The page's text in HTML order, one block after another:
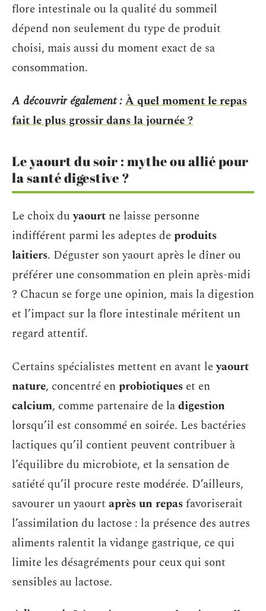
flore intestinale ou la qualité du sommeil
dépend non seulement du type de produit
choisi, mais aussi du moment exact de sa
consommation.
A découvrir également :À quel moment le repas
fait le plus grossir dans la journée ?
Le yaourt du soir : mythe ou allié pour
la santé digestive ?
Le choix duyaourt ne laisse personne
indifférent parmi les adeptes deproduits
laitiers. Déguster son yaourt après le dîner ou
préférer une consommation en plein après-midi
? Chacun se forge une opinion, mais la digestion
et l’impact sur la flore intestinale méritent un
regard attentif.
Certains spécialistes mettent en avant leyaourt
nature, concentré enprobiotiques et en
calcium, comme partenaire de ladigestion
lorsqu’il est consommé en soirée. Les bactéries
lactiques qu’il contient peuvent contribuer à
l’équilibre du microbiote, et la sensation de
satiété qu’il procure reste modérée. D’ailleurs,
savourer un yaourt après un repasfavoriserait
l’assimilation du lactose : la présence des autres
aliments ralentit la vidange gastrique, ce qui
limite les désagréments pour ceux qui sont
sensibles au lactose.